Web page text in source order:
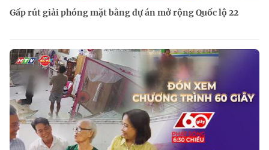
Gấp rút giải phóng mặt bằng dự án mở rộng Quốc lộ 22